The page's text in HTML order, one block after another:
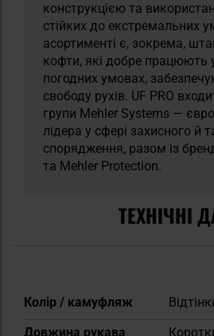
конструкцією та
стійких до екстремальних
асортименті є, зокрема,
кофти, які добре працюють
погодних умовах,
свободу рухів. UF PRO
групи Mehler Systems —
лідера у сфері захисного й
спорядження, разом із
та Mehler Protection.
ТЕХНІЧНІ
Докладніше
Колір / камуфляж
Довжина рукава